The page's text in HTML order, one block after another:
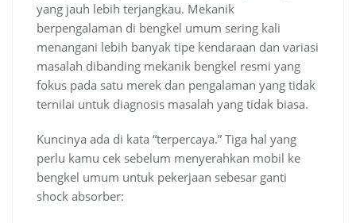
yang jauh lebih terjangkau. Mekanik
berpengalaman di bengkel umum sering kali
menangani lebih banyak tipe kendaraan dan variasi
masalah dibanding mekanik bengkel resmi yang
fokus pada satu merek dan pengalaman yang tidak
ternilai untuk diagnosis masalah yang tidak biasa.
Kuncinya ada di kata “terpercaya.” Tiga hal yang
perlu kamu cek sebelum menyerahkan mobil ke
bengkel umum untuk pekerjaan sebesar ganti
shock absorber: